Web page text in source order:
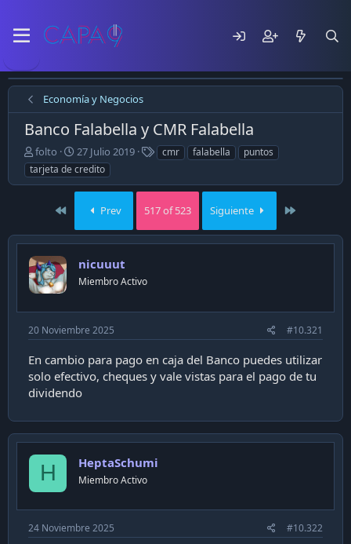
Economía y Negocios
Banco Falabella y CMR Falabella
E
m
p
e
t
e
m
folto
F
e
c
h
e
u
b
a
i
ó
n
27 Julio 2019
T
a
s
cmr falabella
puntos
tarjeta de credito
First Prev 517 of 523 Siguiente
nicuuut
Miembro Activo
20 Noviembre 2025 #10.321
En cambio para pago en caja del Banco puedes utilizar
solo efectivo, cheques y vale vistas para el pago de tu
dividendo
H HeptaSchumi
Miembro Activo
24 Noviembre 2025 #10.322